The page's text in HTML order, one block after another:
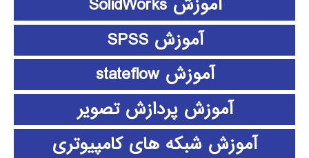
آموزش SPSS
آموزش stateflow
آموزش پردازش تصویر
آموزش شبکه های کامپیوتری